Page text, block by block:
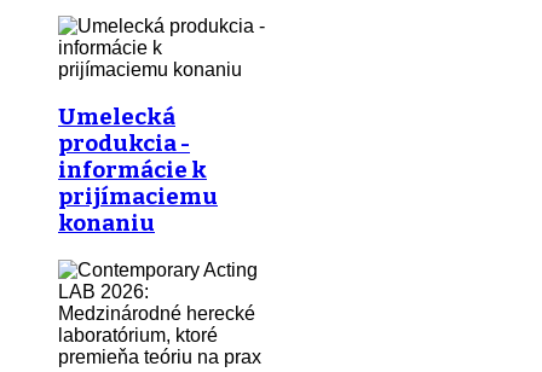
Umelecká
produkcia -
informácie k
prijímaciemu
konaniu